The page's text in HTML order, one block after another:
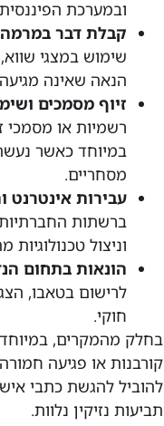
ובמערכת
קבלת דבר במרמה
שימוש במצגי
הנאה שאינה
זיוף מסמכים
רשמיות או מסמכי
במיוחד כאשר
מסחריים.
עבירות אינטרנט
ברשתות החברתיות
וניצול
הונאות בתחום
לרישום בטאבו,
חוקי.
בחלק מהמקרים,
קורבנות או פגיעה
להוביל להגשת כתבי
תביעות נזיקין נלוות.